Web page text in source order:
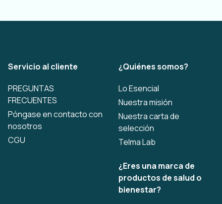
Servicio al cliente
PREGUNTAS
FRECUENTES
Póngase en contacto con
nosotros
CGU
¿Quiénes somos?
Lo Esencial
Nuestra misión
Nuestra carta de
selección
Telma Lab
¿Eres una marca de
productos de salud o
bienestar?